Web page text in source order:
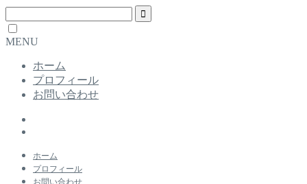
MENU
ホーム
プロフィール
お問い合わせ
ホーム
プロフィール
お問い合わせ